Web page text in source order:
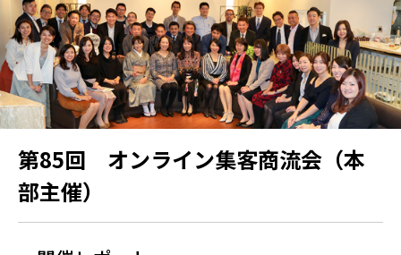
第85回 オンライン集客商流会（本
部主催）